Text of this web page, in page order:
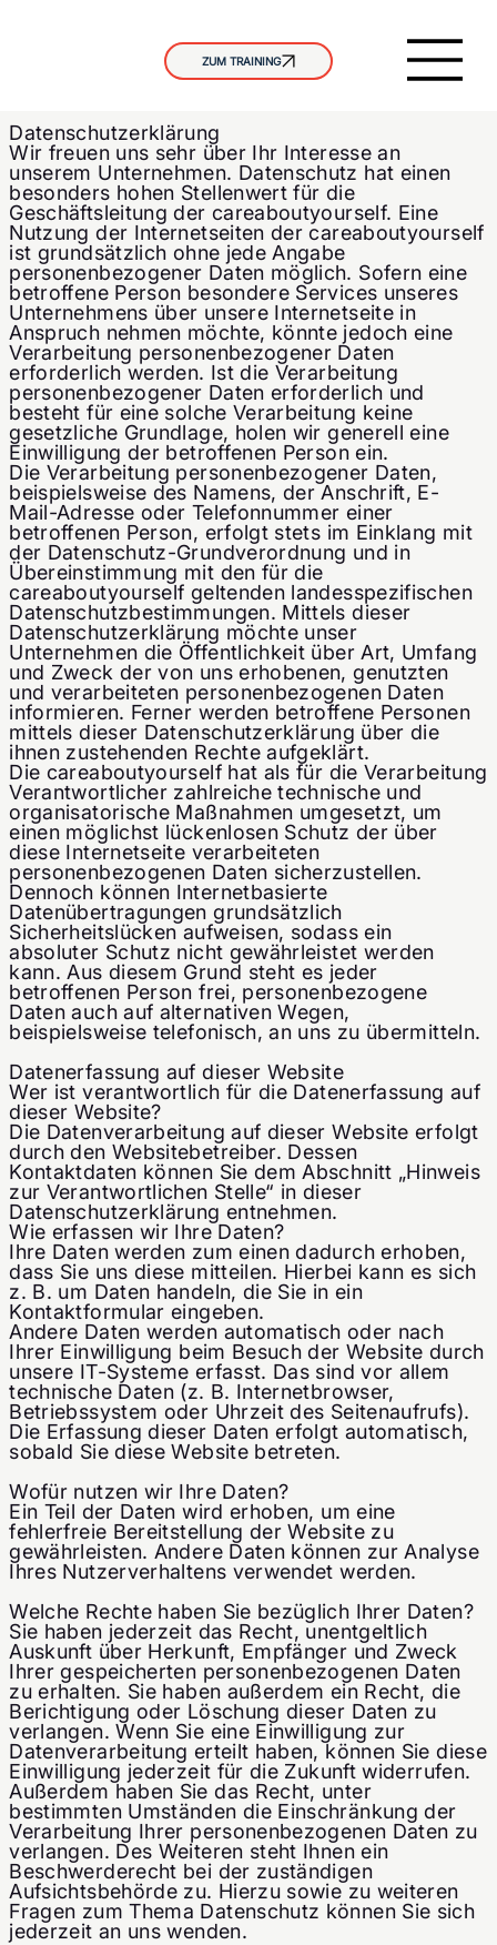
ZUM TRAINING
Datenschutzerklärung
Wir freuen uns sehr über Ihr Interesse an
unserem Unternehmen. Datenschutz hat einen
besonders hohen Stellenwert für die
Geschäftsleitung der careaboutyourself. Eine
Nutzung der Internetseiten der careaboutyourself
ist grundsätzlich ohne jede Angabe
personenbezogener Daten möglich. Sofern eine
betroffene Person besondere Services unseres
Unternehmens über unsere Internetseite in
Anspruch nehmen möchte, könnte jedoch eine
Verarbeitung personenbezogener Daten
erforderlich werden. Ist die Verarbeitung
personenbezogener Daten erforderlich und
besteht für eine solche Verarbeitung keine
gesetzliche Grundlage, holen wir generell eine
Einwilligung der betroffenen Person ein.
Die Verarbeitung personenbezogener Daten,
beispielsweise des Namens, der Anschrift, E-
Mail-Adresse oder Telefonnummer einer
betroffenen Person, erfolgt stets im Einklang mit
der Datenschutz-Grundverordnung und in
Übereinstimmung mit den für die
careaboutyourself geltenden landesspezifischen
Datenschutzbestimmungen. Mittels dieser
Datenschutzerklärung möchte unser
Unternehmen die Öffentlichkeit über Art, Umfang
und Zweck der von uns erhobenen, genutzten
und verarbeiteten personenbezogenen Daten
informieren. Ferner werden betroffene Personen
mittels dieser Datenschutzerklärung über die
ihnen zustehenden Rechte aufgeklärt.
Die careaboutyourself hat als für die Verarbeitung
Verantwortlicher zahlreiche technische und
organisatorische Maßnahmen umgesetzt, um
einen möglichst lückenlosen Schutz der über
diese Internetseite verarbeiteten
personenbezogenen Daten sicherzustellen.
Dennoch können Internetbasierte
Datenübertragungen grundsätzlich
Sicherheitslücken aufweisen, sodass ein
absoluter Schutz nicht gewährleistet werden
kann. Aus diesem Grund steht es jeder
betroffenen Person frei, personenbezogene
Daten auch auf alternativen Wegen,
beispielsweise telefonisch, an uns zu übermitteln.
Datenerfassung auf dieser Website
Wer ist verantwortlich für die Datenerfassung auf
dieser Website?
Die Datenverarbeitung auf dieser Website erfolgt
durch den Websitebetreiber. Dessen
Kontaktdaten können Sie dem Abschnitt „Hinweis
zur Verantwortlichen Stelle“ in dieser
Datenschutzerklärung entnehmen.
Wie erfassen wir Ihre Daten?
Ihre Daten werden zum einen dadurch erhoben,
dass Sie uns diese mitteilen. Hierbei kann es sich
z. B. um Daten handeln, die Sie in ein
Kontaktformular eingeben.
Andere Daten werden automatisch oder nach
Ihrer Einwilligung beim Besuch der Website durch
unsere IT-Systeme erfasst. Das sind vor allem
technische Daten (z. B. Internetbrowser,
Betriebssystem oder Uhrzeit des Seitenaufrufs).
Die Erfassung dieser Daten erfolgt automatisch,
sobald Sie diese Website betreten.
Wofür nutzen wir Ihre Daten?
Ein Teil der Daten wird erhoben, um eine
fehlerfreie Bereitstellung der Website zu
gewährleisten. Andere Daten können zur Analyse
Ihres Nutzerverhaltens verwendet werden.
Welche Rechte haben Sie bezüglich Ihrer Daten?
Sie haben jederzeit das Recht, unentgeltlich
Auskunft über Herkunft, Empfänger und Zweck
Ihrer gespeicherten personenbezogenen Daten
zu erhalten. Sie haben außerdem ein Recht, die
Berichtigung oder Löschung dieser Daten zu
verlangen. Wenn Sie eine Einwilligung zur
Datenverarbeitung erteilt haben, können Sie diese
Einwilligung jederzeit für die Zukunft widerrufen.
Außerdem haben Sie das Recht, unter
bestimmten Umständen die Einschränkung der
Verarbeitung Ihrer personenbezogenen Daten zu
verlangen. Des Weiteren steht Ihnen ein
Beschwerderecht bei der zuständigen
Aufsichtsbehörde zu. Hierzu sowie zu weiteren
Fragen zum Thema Datenschutz können Sie sich
jederzeit an uns wenden.